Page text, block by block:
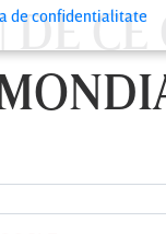
CE
de confidentialitate